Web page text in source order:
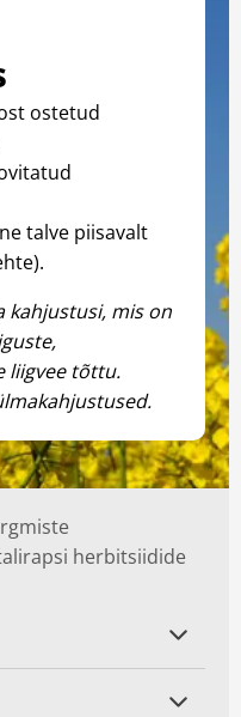
ostetud
talve piisavalt
kahjustusi, mis on
liigvee tõttu.
herbitsiidide